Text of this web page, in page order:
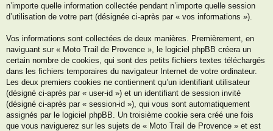
n’importe quelle information collectée pendant n’importe quelle session
d’utilisation de votre part (désignée ci-après par « vos informations »).
Vos informations sont collectées de deux manières. Premièrement, en
naviguant sur « Moto Trail de Provence », le logiciel phpBB créera un
certain nombre de cookies, qui sont des petits fichiers textes téléchargés
dans les fichiers temporaires du navigateur Internet de votre ordinateur.
Les deux premiers cookies ne contiennent qu’un identifiant utilisateur
(désigné ci-après par « user-id ») et un identifiant de session invité
(désigné ci-après par « session-id »), qui vous sont automatiquement
assignés par le logiciel phpBB. Un troisième cookie sera créé une fois
que vous naviguerez sur les sujets de « Moto Trail de Provence » et est